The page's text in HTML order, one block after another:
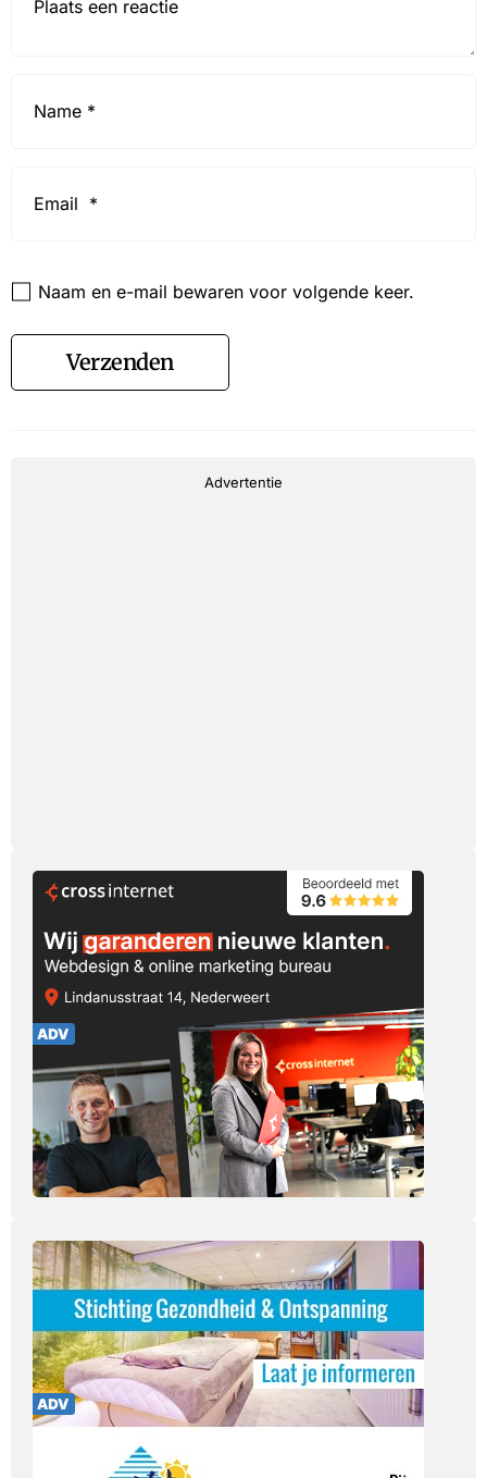
Naam en e-mail bewaren voor volgende keer.
Verzenden
Advertentie